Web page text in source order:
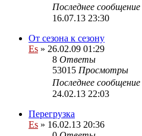
Последнее сообщение
16.07.13 23:30
От сезона к сезону
Es » 26.02.09 01:29
8 Ответы
53015 Просмотры
Последнее сообщение
24.02.13 22:03
Перегрузка
Es » 16.02.13 20:36